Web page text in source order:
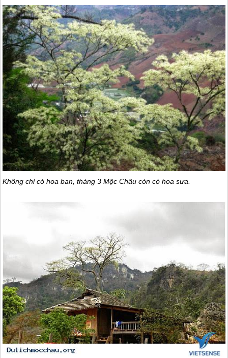
Không chỉ có hoa ban, tháng 3Mộc Châu còn có hoa sưa.